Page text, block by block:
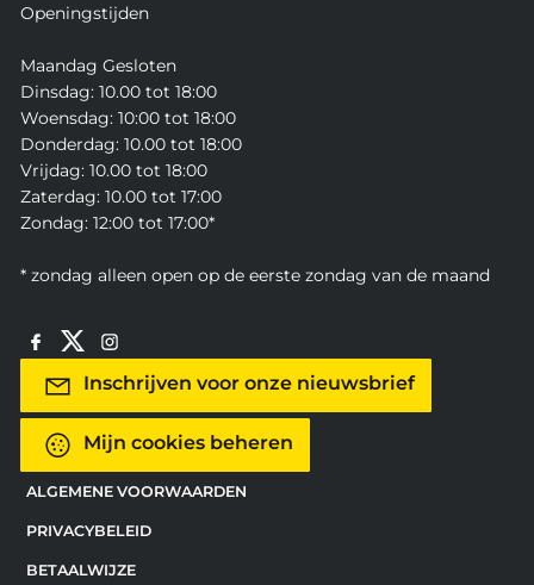
Openingstijden
Maandag Gesloten
Dinsdag: 10.00 tot 18:00
Woensdag: 10:00 tot 18:00
Donderdag: 10.00 tot 18:00
Vrijdag: 10.00 tot 18:00
Zaterdag: 10.00 tot 17:00
Zondag: 12:00 tot 17:00*
* zondag alleen open op de eerste zondag van de maand
Inschrijven voor onze nieuwsbrief
Mijn cookies beheren
ALGEMENE VOORWAARDEN
PRIVACYBELEID
BETAALWIJZE